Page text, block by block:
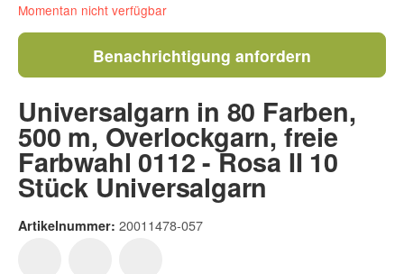
Momentan nicht verfügbar
Benachrichtigung anfordern
Universalgarn in 80 Farben,
500 m, Overlockgarn, freie
Farbwahl 0112 - Rosa II 10
Stück Universalgarn
Artikelnummer: 20011478-057